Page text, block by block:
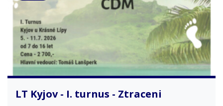
LT Kyjov - I. turnus - Ztraceni